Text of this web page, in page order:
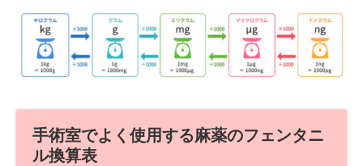
手術室でよく使用する麻薬のフェンタニ
ル換算表